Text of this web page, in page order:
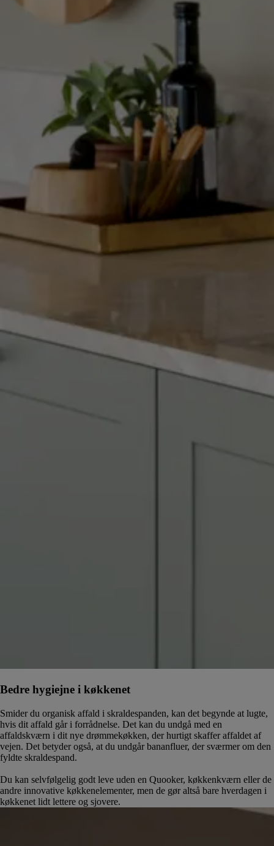
Bedre hygiejne i køkkenet
Smider du organisk affald i skraldespanden, kan det begynde at lugte,
hvis dit affald går i forrådnelse. Det kan du undgå med en
affaldskværn i dit nye drømmekøkken, der hurtigt skaffer affaldet af
vejen. Det betyder også, at du undgår bananfluer, der sværmer om den
fyldte skraldespand.
Du kan selvfølgelig godt leve uden en Quooker, køkkenkværn eller de
andre innovative køkkenelementer, men de gør altså bare hverdagen i
køkkenet lidt lettere og sjovere.